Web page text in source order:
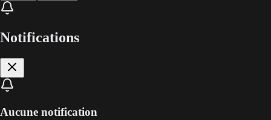
Notifications
Aucune notification